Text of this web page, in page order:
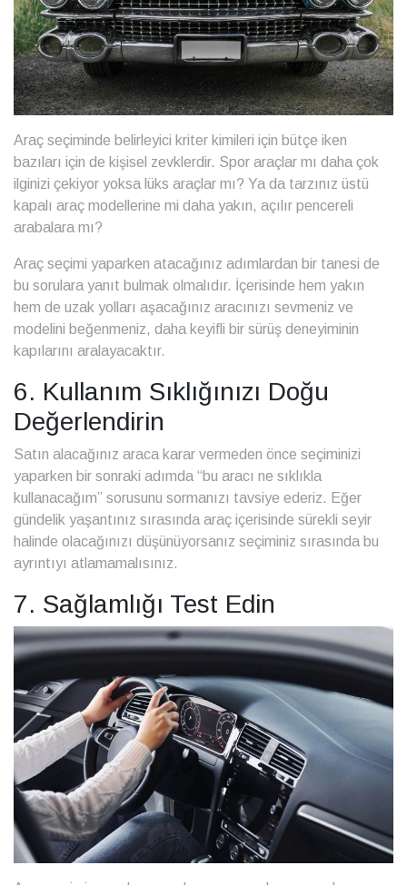
Araç seçiminde belirleyici kriter kimileri için bütçe iken
bazıları için de kişisel zevklerdir. Spor araçlar mı daha çok
ilginizi çekiyor yoksa lüks araçlar mı? Ya da tarzınız üstü
kapalı araç modellerine mi daha yakın, açılır pencereli
arabalara mı?
Araç seçimi yaparken atacağınız adımlardan bir tanesi de
bu sorulara yanıt bulmak olmalıdır. İçerisinde hem yakın
hem de uzak yolları aşacağınız aracınızı sevmeniz ve
modelini beğenmeniz, daha keyifli bir sürüş deneyiminin
kapılarını aralayacaktır.
6. Kullanım Sıklığınızı Doğu
Değerlendirin
Satın alacağınız araca karar vermeden önce seçiminizi
yaparken bir sonraki adımda “bu aracı ne sıklıkla
kullanacağım” sorusunu sormanızı tavsiye ederiz. Eğer
gündelik yaşantınız sırasında araç içerisinde sürekli seyir
halinde olacağınızı düşünüyorsanız seçiminiz sırasında bu
ayrıntıyı atlamamalısınız.
7. Sağlamlığı Test Edin